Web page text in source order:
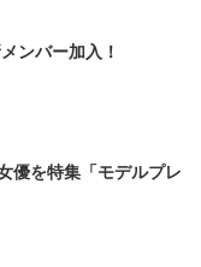
ンバー加入！
優を特集「モデルプレ